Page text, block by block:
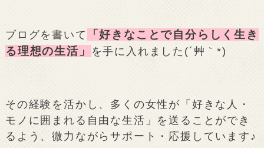
ブログを書いて
「好きなことで自分らしく生き
る理想の生活」
を手に入れました(´艸｀*)
その経験を活かし、多くの女性が「好きな人・
モノに囲まれる自由な生活」を送ることができ
るよう、微力ながらサポート・応援しています♪